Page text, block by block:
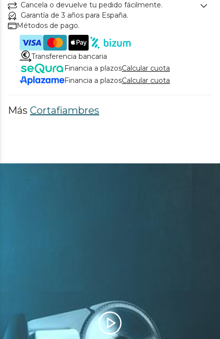
Cancela o devuelve tu pedido fácilmente.
Garantía de 3 años para España.
Métodos de pago.
Transferencia bancaria
Financia a plazosCalcular cuota
Financia a plazosCalcular cuota
Más Cortafiambres